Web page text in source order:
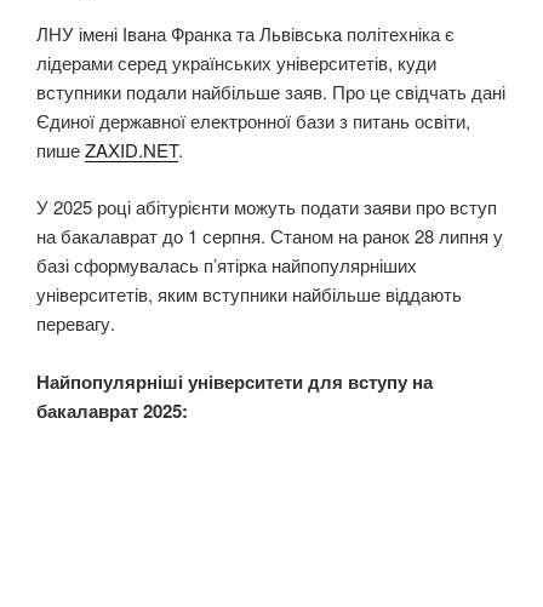
ЛНУ імені Івана Франка та Львівська політехніка є
лідерами серед українських університетів, куди
вступники подали найбільше заяв. Про це свідчать дані
Єдиної державної електронної бази з питань освіти,
пишеZAXID.NET.
У 2025 році абітурієнти можуть подати заяви про вступ
на бакалаврат до 1 серпня. Станом на ранок 28 липня у
базі сформувалась п’ятірка найпопулярніших
університетів, яким вступники найбільше віддають
перевагу.
Найпопулярніші університети для вступу на
бакалаврат 2025: